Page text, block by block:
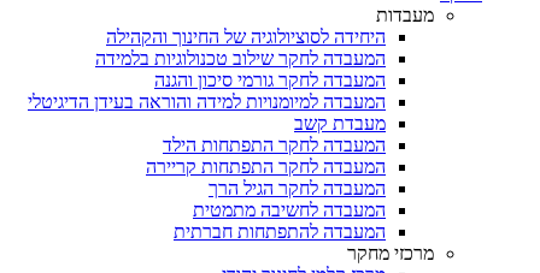
מעבדות
היחידה לסוציולוגיה של החינוך והקהילה
המעבדה לחקר שילוב טכנולוגיות בלמידה
המעבדה לחקר גורמי סיכון והגנה
המעבדה למיומנויות למידה והוראה בעידן הדיגיטלי
מעבדת קשב
המעבדה לחקר התפתחות הילד
המעבדה לחקר התפתחות קריירה
המעבדה לחקר הגיל הרך
המעבדה לחשיבה מתמטית
המעבדה להתפתחות חברתית
מרכזי מחקר